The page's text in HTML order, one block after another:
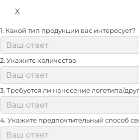
X
1. Какой тип продукции вас интересует?
2. Укажите количество
3. Требуется ли нанесение логотипа/
4. Укажите предпочтительный способ